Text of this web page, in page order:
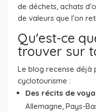
de déchets, achats
de valeurs que l'on
Qu'est-ce
trouver sur
Le blog recense déjà
cyclotourisme :
Des récits de
Allemagne, Pays-